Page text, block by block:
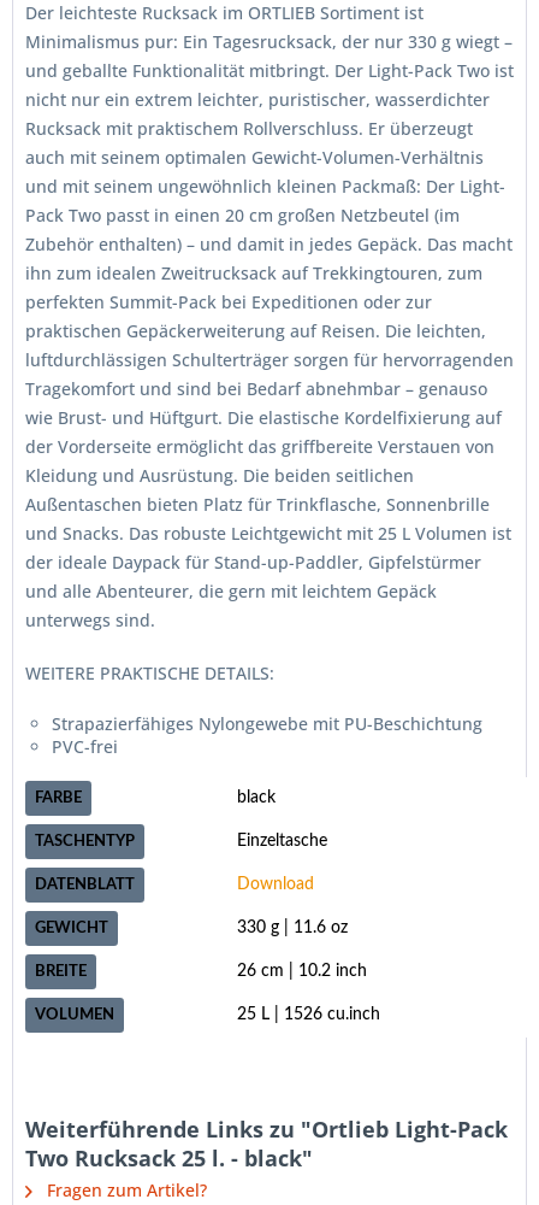
Der leichteste Rucksack im ORTLIEB Sortiment ist
Minimalismus pur: Ein Tagesrucksack, der nur 330 g wiegt –
und geballte Funktionalität mitbringt. Der Light-Pack Two ist
nicht nur ein extrem leichter, puristischer, wasserdichter
Rucksack mit praktischem Rollverschluss. Er überzeugt
auch mit seinem optimalen Gewicht-Volumen-Verhältnis
und mit seinem ungewöhnlich kleinen Packmaß: Der Light-
Pack Two passt in einen 20 cm großen Netzbeutel (im
Zubehör enthalten) – und damit in jedes Gepäck. Das macht
ihn zum idealen Zweitrucksack auf Trekkingtouren, zum
perfekten Summit-Pack bei Expeditionen oder zur
praktischen Gepäckerweiterung auf Reisen. Die leichten,
luftdurchlässigen Schulterträger sorgen für hervorragenden
Tragekomfort und sind bei Bedarf abnehmbar – genauso
wie Brust- und Hüftgurt. Die elastische Kordelfixierung auf
der Vorderseite ermöglicht das griffbereite Verstauen von
Kleidung und Ausrüstung. Die beiden seitlichen
Außentaschen bieten Platz für Trinkflasche, Sonnenbrille
und Snacks. Das robuste Leichtgewicht mit 25 L Volumen ist
der ideale Daypack für Stand-up-Paddler, Gipfelstürmer
und alle Abenteurer, die gern mit leichtem Gepäck
unterwegs sind.
WEITERE PRAKTISCHE DETAILS:
Strapazierfähiges Nylongewebe mit PU-Beschichtung
PVC-frei
FARBE black
TASCHENTYP Einzeltasche
DATENBLATT Download
GEWICHT 330 g | 11.6 oz
BREITE 26 cm | 10.2 inch
VOLUMEN 25 L | 1526 cu.inch
Weiterführende Links zu "Ortlieb Light-Pack
Two Rucksack 25 l. - black"
Fragen zum Artikel?